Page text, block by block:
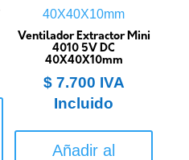
Ventilador Extractor Mini
4010 5V DC
40X40X10mm
$7.700 IVA
Incluido
Añadir al